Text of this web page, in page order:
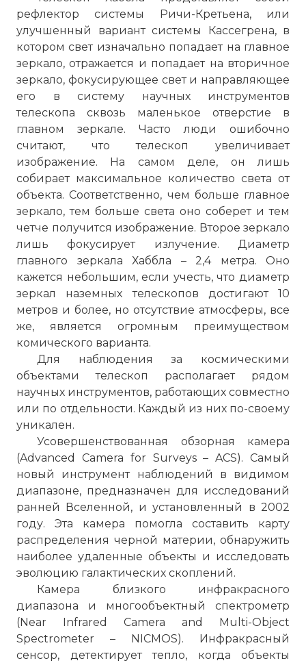
рефлектор системы Ричи-Кретьена, или
улучшенный вариант системы Кассегрена, в
котором свет изначально попадает на главное
зеркало, отражается и попадает на вторичное
зеркало, фокусирующее свет и направляющее
его в систему научных инструментов
телескопа сквозь маленькое отверстие в
главном зеркале. Часто люди ошибочно
считают, что телескоп увеличивает
изображение. На самом деле, он лишь
собирает максимальное количество света от
объекта. Соответственно, чем больше главное
зеркало, тем больше света оно соберет и тем
четче получится изображение. Второе зеркало
лишь фокусирует излучение. Диаметр
главного зеркала Хаббла – 2,4 метра. Оно
кажется небольшим, если учесть, что диаметр
зеркал наземных телескопов достигают 10
метров и более, но отсутствие атмосферы, все
же, является огромным преимуществом
комического варианта.
Для наблюдения за космическими
объектами телескоп располагает рядом
научных инструментов, работающих совместно
или по отдельности. Каждый из них по-своему
уникален.
Усовершенствованная обзорная камера
(Advanced Camera for Surveys – ACS). Самый
новый инструмент наблюдений в видимом
диапазоне, предназначен для исследований
ранней Вселенной, и установленный в 2002
году. Эта камера помогла составить карту
распределения черной материи, обнаружить
наиболее удаленные объекты и исследовать
эволюцию галактических скоплений.
Камера близкого инфракрасного
диапазона и многообъектный спектрометр
(Near Infrared Camera and Multi-Object
Spectrometer – NICMOS). Инфракрасный
сенсор, детектирует тепло, когда объекты